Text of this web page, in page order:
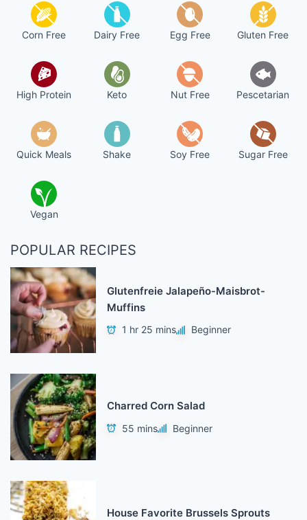
Corn Free Dairy Free Egg Free Gluten Free
High Protein Keto Nut Free Pescetarian
Quick Meals Shake Soy Free Sugar Free
Vegan
POPULAR RECIPES
Glutenfreie Jalapeño-Maisbrot-
Muffins
1 hr 25 mins Beginner
Charred Corn Salad
55 mins Beginner
House Favorite Brussels Sprouts